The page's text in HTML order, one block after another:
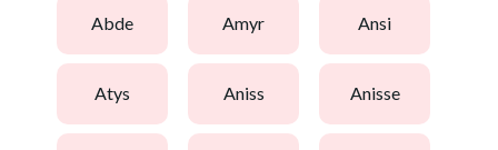
abde amyr ansi
atys aniss anisse